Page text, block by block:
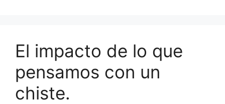
El impacto de lo que
pensamos con un
chiste.